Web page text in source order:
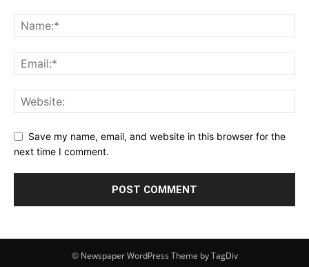
Save my name, email, and website in this browser for the
next time I comment.
© Newspaper WordPress Theme by TagDiv